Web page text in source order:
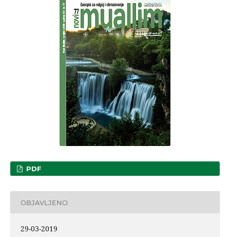
PDF
OBJAVLJENO
29-03-2019